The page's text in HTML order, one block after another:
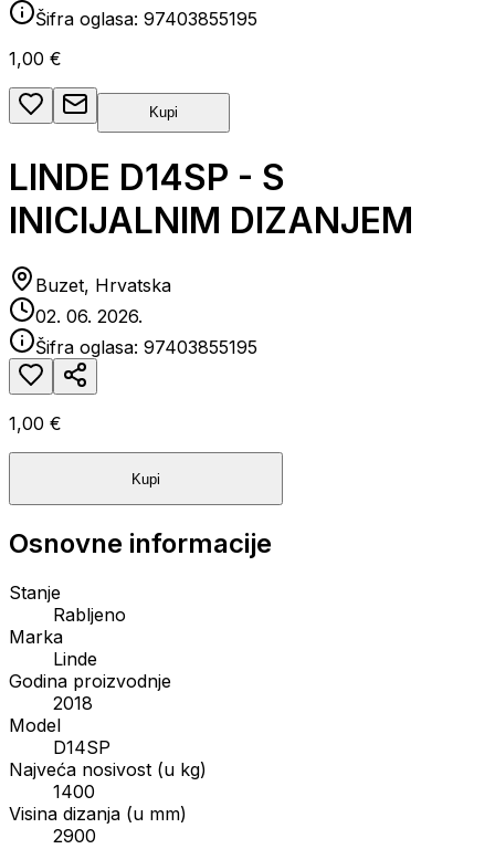
Šifra oglasa: 97403855195
1,00 €
Kupi
LINDE D14SP - S
INICIJALNIM DIZANJEM
Buzet, Hrvatska
02. 06. 2026.
Šifra oglasa: 97403855195
1,00 €
Kupi
Osnovne informacije
Stanje
Rabljeno
Marka
Linde
Godina proizvodnje
2018
Model
D14SP
Najveća nosivost (u kg)
1400
Visina dizanja (u mm)
2900